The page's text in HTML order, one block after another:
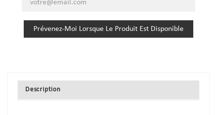
Prévenez-Moi Lorsque Le Produit Est Disponible
Description